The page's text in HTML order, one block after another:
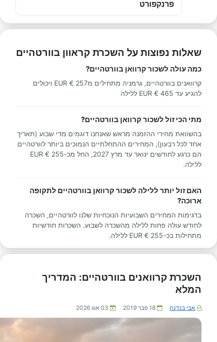
פרנקפורט
שאלות נפוצות על השכרת קראוון בוורטהיים
כמה עולה לשכור קרוואן בוורטהיים?
קרוואנים בוורטהיים, גרמניה מתחילים מ257 € EUR ויכולים
להגיע עד 465 € EUR ללילה
מתי הכי זול לשכור קרוואן בוורטהיים?
בהשוואת מחירי ההזמנה מראש שאנחנו דוגמים מדי שבוע (תאריך
אחד לכל רבעון), המחירים ההתחלתיים הנמוכים ביותר לוורטהיים
הם כרגע לחודשים ינואר עד מרץ 2027, החל מכ-255 € EUR
ללילה.
האם זול יותר ללילה לשכור קרוואן בוורטהיים לתקופה
ארוכה?
בדגימות המחירים השבועיות הנוכחיות שלנו לוורטהיים, השכרה
לחודש עולה פחות ללילה מהשכרה לשבוע. השכרות חודשיות
מתחילות בכ-255 € EUR ללילה.
השכרת קרוואנים בוורטהיים: המדריך
המלא
אבי בנדנה 18 פבר 2019 03 אוג 2026